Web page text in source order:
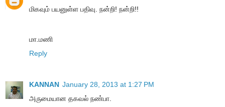
மிகவும் பயனுள்ள பதிவு. நன்றி! நன்றி!!
மா.மணி
Reply
KANNAN January 28, 2013 at 1:27 PM
அருமையான தகவல் நண்பா.